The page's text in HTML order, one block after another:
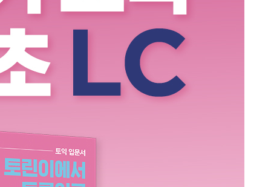
교재 미리보기
분철 구매 전 유의사항 동의
익 왕기초 LC